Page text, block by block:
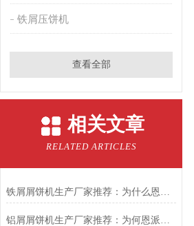
铁屑压饼机
查看全部
相关文章
RELATED ARTICLES
铁屑屑饼机生产厂家推荐：为什么恩派特是您的优选伙伴
铝屑屑饼机生产厂家推荐：为何恩派特成为金属回收行业的“隐形优选”？